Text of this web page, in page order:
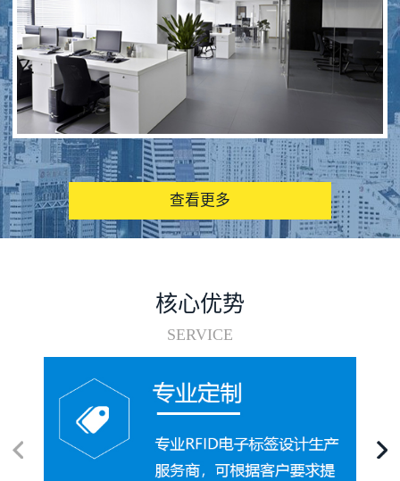
图书馆RFID电子标签管理系统
查看更多
核心优势
SERVICE